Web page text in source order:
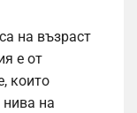
на възраст
е от
които
на